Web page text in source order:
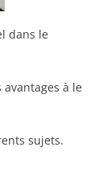
dans le
avantages à le
sujets.